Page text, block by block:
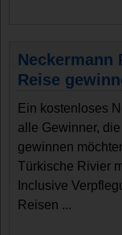
Neckermann
Reise
Ein kostenloses
alle Gewinner,
gewinnen
Türkische Rivier
Inclusive
Reisen ...